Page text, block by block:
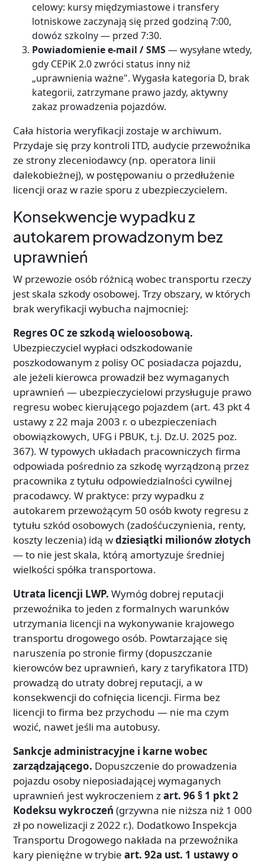
celowy: kursy międzymiastowe i transfery
lotniskowe zaczynają się przed godziną 7:00,
dowóz szkolny — przed 7:30.
Powiadomienie e-mail / SMS— wysyłane wtedy,
gdy CEPiK 2.0 zwróci status inny niż
„uprawnienia ważne". Wygasła kategoria D, brak
kategorii, zatrzymane prawo jazdy, aktywny
zakaz prowadzenia pojazdów.
Cała historia weryfikacji zostaje w archiwum.
Przydaje się przy kontroli ITD, audycie przewoźnika
ze strony zleceniodawcy (np. operatora linii
dalekobieżnej), w postępowaniu o przedłużenie
licencji oraz w razie sporu z ubezpieczycielem.
Konsekwencje wypadku z
autokarem prowadzonym bez
uprawnień
W przewozie osób różnicą wobec transportu rzeczy
jest skala szkody osobowej. Trzy obszary, w których
brak weryfikacji wybucha najmocniej:
Regres OC ze szkodą wieloosobową.
Ubezpieczyciel wypłaci odszkodowanie
poszkodowanym z polisy OC posiadacza pojazdu,
ale jeżeli kierowca prowadził bez wymaganych
uprawnień — ubezpieczycielowi przysługuje prawo
regresu wobec kierującego pojazdem (art. 43 pkt 4
ustawy z 22 maja 2003 r. o ubezpieczeniach
obowiązkowych, UFG i PBUK, t.j. Dz.U. 2025 poz.
367). W typowych układach pracowniczych firma
odpowiada pośrednio za szkodę wyrządzoną przez
pracownika z tytułu odpowiedzialności cywilnej
pracodawcy. W praktyce: przy wypadku z
autokarem przewożącym 50 osób kwoty regresu z
tytułu szkód osobowych (zadośćuczynienia, renty,
koszty leczenia) idą wdziesiątki milionów złotych
— to nie jest skala, którą amortyzuje średniej
wielkości spółka transportowa.
Utrata licencji LWP. Wymóg dobrej reputacji
przewoźnika to jeden z formalnych warunków
utrzymania licencji na wykonywanie krajowego
transportu drogowego osób. Powtarzające się
naruszenia po stronie firmy (dopuszczanie
kierowców bez uprawnień, kary z taryfikatora ITD)
prowadzą do utraty dobrej reputacji, a w
konsekwencji do cofnięcia licencji. Firma bez
licencji to firma bez przychodu — nie ma czym
wozić, nawet jeśli ma autobusy.
Sankcje administracyjne i karne wobec
zarządzającego. Dopuszczenie do prowadzenia
pojazdu osoby nieposiadającej wymaganych
uprawnień jest wykroczeniem zart. 96 § 1 pkt 2
Kodeksu wykroczeń (grzywna nie niższa niż 1 000
zł po nowelizacji z 2022 r.). Dodatkowo Inspekcja
Transportu Drogowego nakłada na przewoźnika
kary pieniężne w trybie art. 92a ust. 1 ustawy o